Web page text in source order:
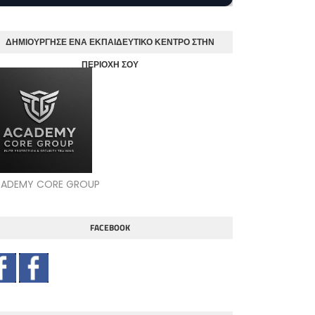
ΔΗΜΙΟΥΡΓΗΣΕ ΕΝΑ ΕΚΠΑΙΔΕΥΤΙΚΟ ΚΕΝΤΡΟ ΣΤΗΝ
ΠΕΡΙΟΧΗ ΣΟΥ
CORE GROUP
FACEBOOK